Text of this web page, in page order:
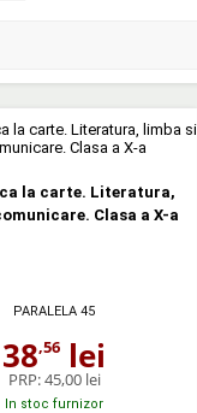
ca la carte. Literatura,
Clasa a X-a
PARALELA 45
38,56 lei
PRP:45,00 lei
In stoc furnizor